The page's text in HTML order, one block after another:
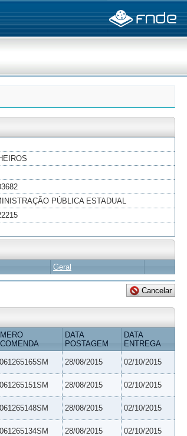
PÚBLICA ESTADUAL
Geral
DATA
POSTAGEM
DATA
ENTREGA
28/08/2015 02/10/2015
28/08/2015 02/10/2015
28/08/2015 02/10/2015
28/08/2015 02/10/2015